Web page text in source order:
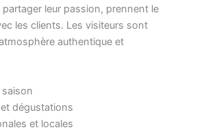
leur passion, prennent le
les clients. Les visiteurs sont
authentique et
dégustations
et locales